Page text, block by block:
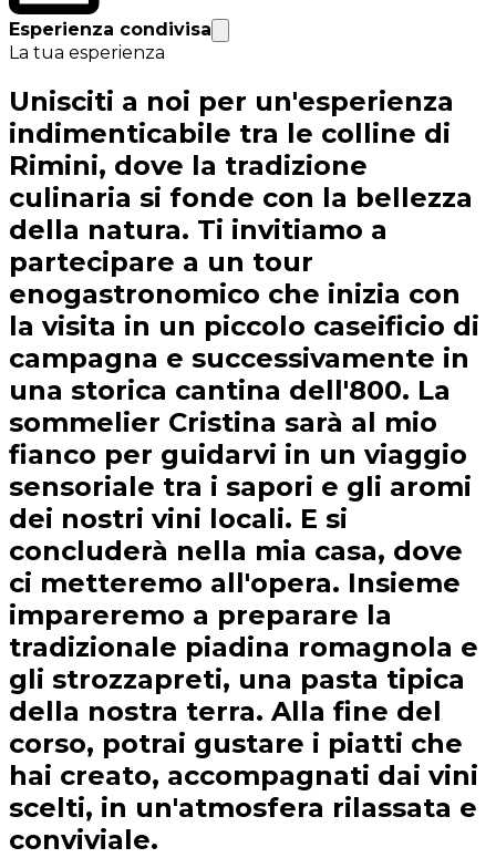
Esperienza condivisa
La tua esperienza
Unisciti a noi per un'esperienza
indimenticabile tra le colline di
Rimini, dove la tradizione
culinaria si fonde con la bellezza
della natura. Ti invitiamo a
partecipare a un tour
enogastronomico che inizia con
la visita in un piccolo caseificio di
campagna e successivamente in
una storica cantina dell'800. La
sommelier Cristina sarà al mio
fianco per guidarvi in un viaggio
sensoriale tra i sapori e gli aromi
dei nostri vini locali. E si
concluderà nella mia casa, dove
ci metteremo all'opera. Insieme
impareremo a preparare la
tradizionale piadina romagnola e
gli strozzapreti, una pasta tipica
della nostra terra. Alla fine del
corso, potrai gustare i piatti che
hai creato, accompagnati dai vini
scelti, in un'atmosfera rilassata e
conviviale.